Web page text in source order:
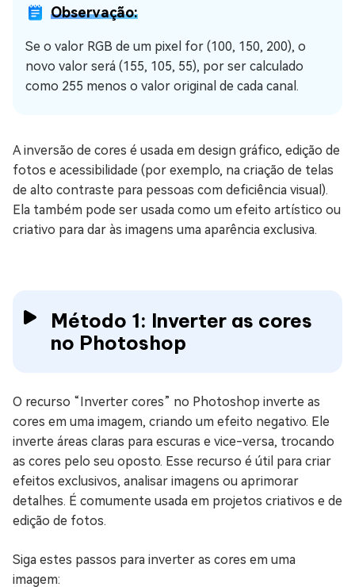
Observação:
Se o valor RGB de um pixel for (100, 150, 200), o
novo valor será (155, 105, 55), por ser calculado
como 255 menos o valor original de cada canal.
A inversão de cores é usada em design gráfico, edição de
fotos e acessibilidade (por exemplo, na criação de telas
de alto contraste para pessoas com deficiência visual).
Ela também pode ser usada como um efeito artístico ou
criativo para dar às imagens uma aparência exclusiva.
Método 1: Inverter as cores
no Photoshop
O recurso “Inverter cores” no Photoshop inverte as
cores em uma imagem, criando um efeito negativo. Ele
inverte áreas claras para escuras e vice-versa, trocando
as cores pelo seu oposto. Esse recurso é útil para criar
efeitos exclusivos, analisar imagens ou aprimorar
detalhes. É comumente usada em projetos criativos e de
edição de fotos.
Siga estes passos para inverter as cores em uma
imagem: